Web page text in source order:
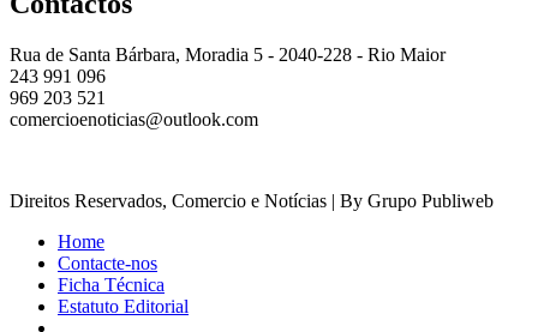
Rua de Santa Bárbara, Moradia 5 - 2040-228 - Rio Maior
243 991 096
969 203 521
comercioenoticias@outlook.com
Direitos Reservados, Comercio e Notícias | By Grupo Publiweb
Home
Contacte-nos
Ficha Técnica
Estatuto Editorial